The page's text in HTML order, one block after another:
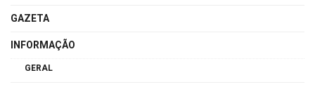
GAZETA
INFORMAÇÃO
GERAL